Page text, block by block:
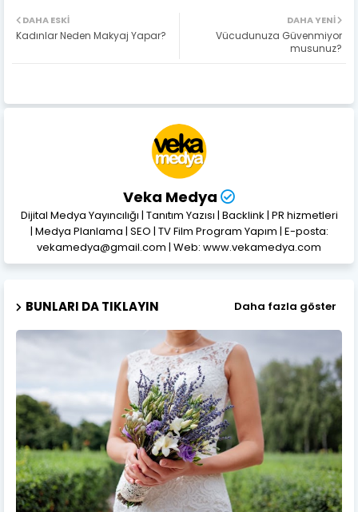
DAHA YENI
Vücudunuza Güvenmiyor
musunuz?
DAHA ESKI
Kadınlar Neden Makyaj Yapar?
Veka Medya
Dijital Medya Yayıncılığı | Tanıtım Yazısı | Backlink | PR hizmetleri
| Medya Planlama | SEO | TV Film Program Yapım | E-posta:
vekamedya@gmail.com | Web: www.vekamedya.com
BUNLARI DA TIKLAYIN Daha fazla göster